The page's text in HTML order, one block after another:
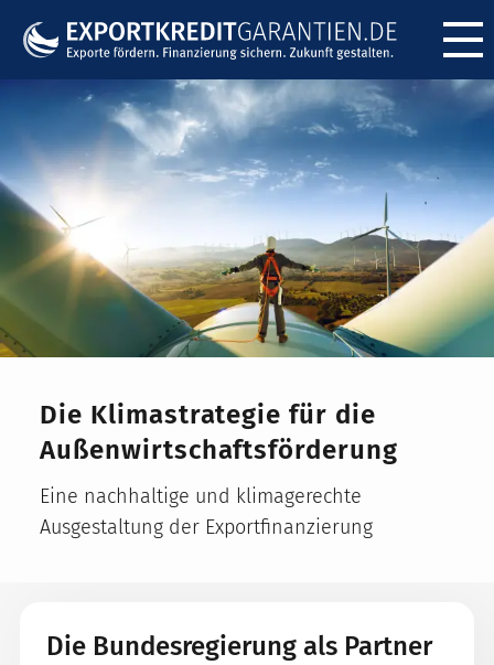
Die Klimastrategie für die
Außenwirtschaftsförderung
Eine nachhaltige und klimagerechte
Ausgestaltung der Exportfinanzierung
Die Bundesregierung als Partner